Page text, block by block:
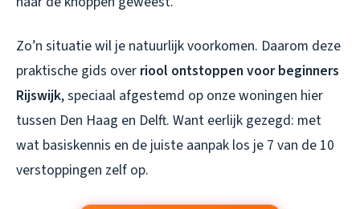
Zo’n situatie wil je natuurlijk voorkomen. Daarom deze
praktische gids over riool ontstoppen voor beginners
Rijswijk, speciaal afgestemd op onze woningen hier
tussen Den Haag en Delft. Want eerlijk gezegd: met
wat basiskennis en de juiste aanpak los je 7 van de 10
verstoppingen zelf op.